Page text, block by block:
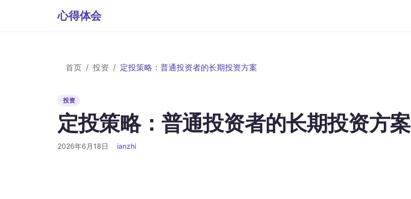
心得体会
首页 投资 定投策略：普通投资者的长期投资方案
投资
定投策略：普通投资者的长期投资方案
2026年6月18日 ianzhi